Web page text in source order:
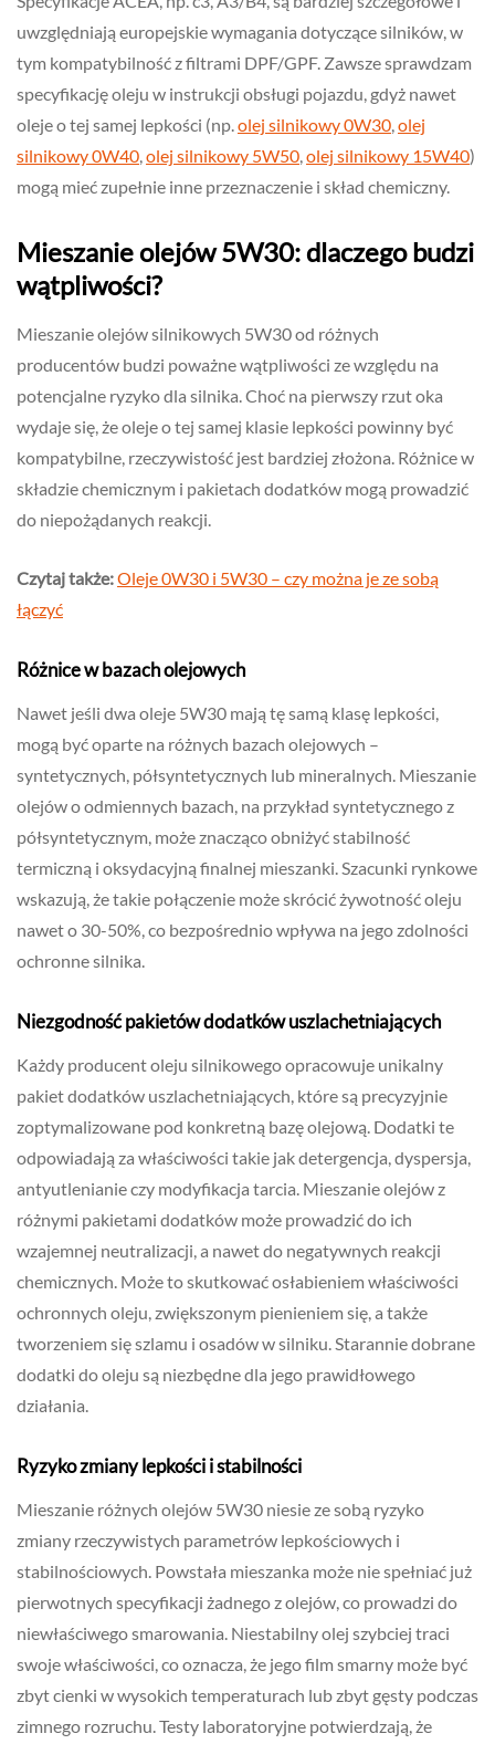
uwzględniają europejskie wymagania dotyczące silników, w
tym kompatybilność z filtrami DPF/GPF. Zawsze sprawdzam
specyfikację oleju w instrukcji obsługi pojazdu, gdyż nawet
oleje o tej samej lepkości (np. olej silnikowy 0W30 olej
silnikowy 0W40 olej silnikowy 5W50 olej silnikowy 15W40)
mogą mieć zupełnie inne przeznaczenie i skład chemiczny.
Mieszanie olejów 5W30: dlaczego budzi
wątpliwości?
Mieszanie olejów silnikowych 5W30 od różnych
producentów budzi poważne wątpliwości ze względu na
potencjalne ryzyko dla silnika. Choć na pierwszy rzut oka
wydaje się, że oleje o tej samej klasie lepkości powinny być
kompatybilne, rzeczywistość jest bardziej złożona. Różnice w
składzie chemicznym i pakietach dodatków mogą prowadzić
do niepożądanych reakcji.
Czytaj także:Oleje 0W30 i 5W30 – czy można je ze sobą
łączyć
Różnice w bazach olejowych
Nawet jeśli dwa oleje 5W30 mają tę samą klasę lepkości,
mogą być oparte na różnych bazach olejowych –
syntetycznych, półsyntetycznych lub mineralnych. Mieszanie
olejów o odmiennych bazach, na przykład syntetycznego z
półsyntetycznym, może znacząco obniżyć stabilność
termiczną i oksydacyjną finalnej mieszanki. Szacunki rynkowe
wskazują, że takie połączenie może skrócić żywotność oleju
nawet o 30-50%, co bezpośrednio wpływa na jego zdolności
ochronne silnika.
Niezgodność pakietów dodatków uszlachetniających
Każdy producent oleju silnikowego opracowuje unikalny
pakiet dodatków uszlachetniających, które są precyzyjnie
zoptymalizowane pod konkretną bazę olejową. Dodatki te
odpowiadają za właściwości takie jak detergencja, dyspersja,
antyutlenianie czy modyfikacja tarcia. Mieszanie olejów z
różnymi pakietami dodatków może prowadzić do ich
wzajemnej neutralizacji, a nawet do negatywnych reakcji
chemicznych. Może to skutkować osłabieniem właściwości
ochronnych oleju, zwiększonym pienieniem się, a także
tworzeniem się szlamu i osadów w silniku. Starannie dobrane
dodatki do oleju są niezbędne dla jego prawidłowego
działania.
Ryzyko zmiany lepkości i stabilności
Mieszanie różnych olejów 5W30 niesie ze sobą ryzyko
zmiany rzeczywistych parametrów lepkościowych i
stabilnościowych. Powstała mieszanka może nie spełniać już
pierwotnych specyfikacji żadnego z olejów, co prowadzi do
niewłaściwego smarowania. Niestabilny olej szybciej traci
swoje właściwości, co oznacza, że jego film smarny może być
zbyt cienki w wysokich temperaturach lub zbyt gęsty podczas
zimnego rozruchu. Testy laboratoryjne potwierdzają, że